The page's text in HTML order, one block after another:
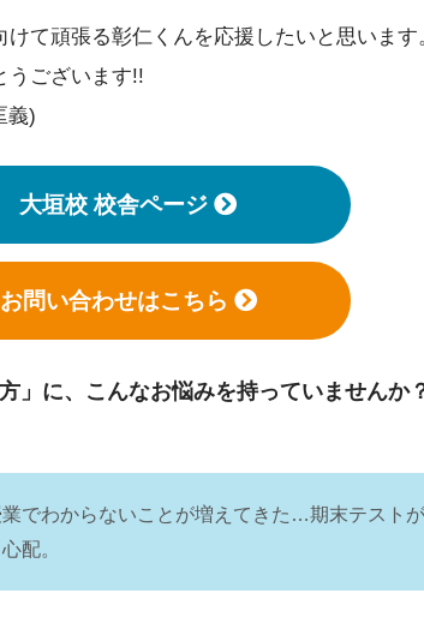
て頑張る彰仁くんを応援したいと思います
うございます!!
義)
大垣校 校舎ページ
お問い合わせはこちら
」に、 こんなお悩みを持っていませんか
でわからないことが増えてきた…期末テスト
配。